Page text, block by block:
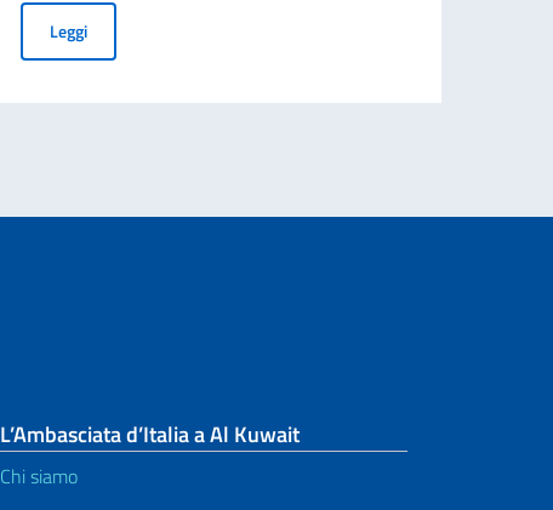
LeggiAVVISO PUBBLICO DI SPONSORIZZAZIONE PER LA RICERCA E
L’Ambasciata d’Italia a Al Kuwait
Chi siamo